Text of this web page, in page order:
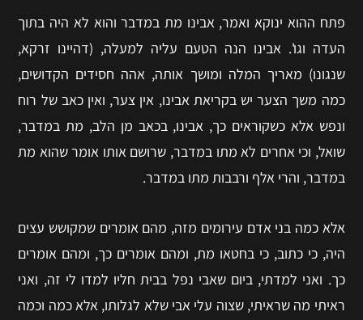
פתח ההוא ינוקא ואמר, אבינו מת במדבר והוא לא היה בתוך
העדה וגו'. אבינו הנה הטעם עליה למעלה, (דהיינו זרקא,
שנגונו) מאריך המלה ומושך אותה, אהה חסידים הקדושים,
כמה משך הצער יש בקריאת אבינו, אין צער, ואין כאב של רוח
ונפש אלא כשקוראים כך, אבינו, בכאב מן הלב, מת במדבר,
שואל, וכי אחרים לא מתו במדבר, שרושם אותו אומר שהוא מת
במדבר, והרי אלף ורבבות מתו במדבר.
אלא כמה בני אדם עירומים מזה, מהם אומרים שמקושש עצים
היה, כי כתוב, כי בחטאו מת, ומהם אומרים כך, ומהם אומרים
כך. ואני למדתי, ביום שאבי נפל בבית חליו למדו לי זה, ואני
ראיתי מה שראיתי, שצוה עלי אבי שלא לגלותו, אלא כמה וכמה